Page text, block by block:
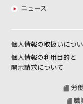
ニュース
個人情報の取扱いにつ
個人情報の利用目的と
開示請求について
労
職